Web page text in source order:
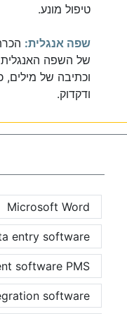
טיפול מונע.
שפה אנגלית:
של השפה
וכתיבה של מילים,
ודקדוק.
Microsoft Word
entry software
software PMS
software